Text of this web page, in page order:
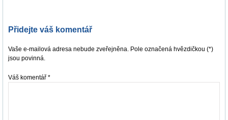
Přidejte váš komentář
Vaše e-mailová adresa nebude zveřejněna. Pole označená hvězdičkou (*)
jsou povinná.
Váš komentář *